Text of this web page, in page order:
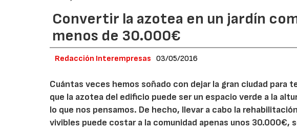
Convertir la azotea en un jardín
menos de 30.000€
Redacción Interempresas 03/05/2016
Cuántas veces hemos soñado con dejar la gran ciudad para
que la azotea del edificio puede ser un espacio verde a la
lo que nos pensamos. De hecho, llevar a cabo la
vivibles puede costar a la comunidad apenas unos 30.000€,